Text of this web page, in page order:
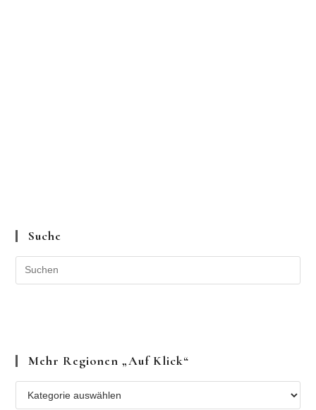
Suche
Mehr Regionen „auf Klick“
Regionen